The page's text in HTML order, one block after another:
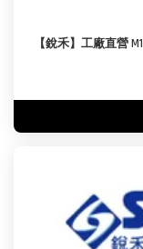
【銳禾】工廠直營